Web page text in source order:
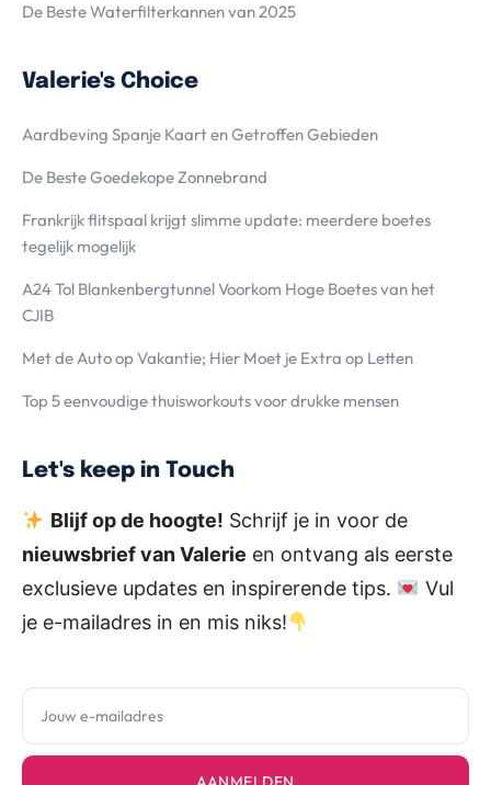
De Beste Waterfilterkannen van 2025
Valerie's Choice
Aardbeving Spanje Kaart en Getroffen Gebieden
De Beste Goedekope Zonnebrand
Frankrijk flitspaal krijgt slimme update: meerdere boetes
tegelijk mogelijk
A24 Tol Blankenbergtunnel Voorkom Hoge Boetes van het
CJIB
Met de Auto op Vakantie; Hier Moet je Extra op Letten
Top 5 eenvoudige thuisworkouts voor drukke mensen
Let's keep in Touch
Blijf op de hoogte! Schrijf je in voor de
nieuwsbrief van Valerie en ontvang als eerste
exclusieve updates en inspirerende tips.
Vul
je e-mailadres in en mis niks!